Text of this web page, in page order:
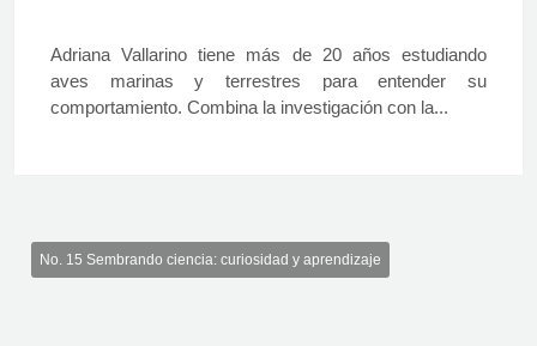
Adriana Vallarino tiene más de 20 años estudiando
aves marinas y terrestres para entender su
comportamiento. Combina la investigación con la...
No. 15 Sembrando ciencia: curiosidad y aprendizaje